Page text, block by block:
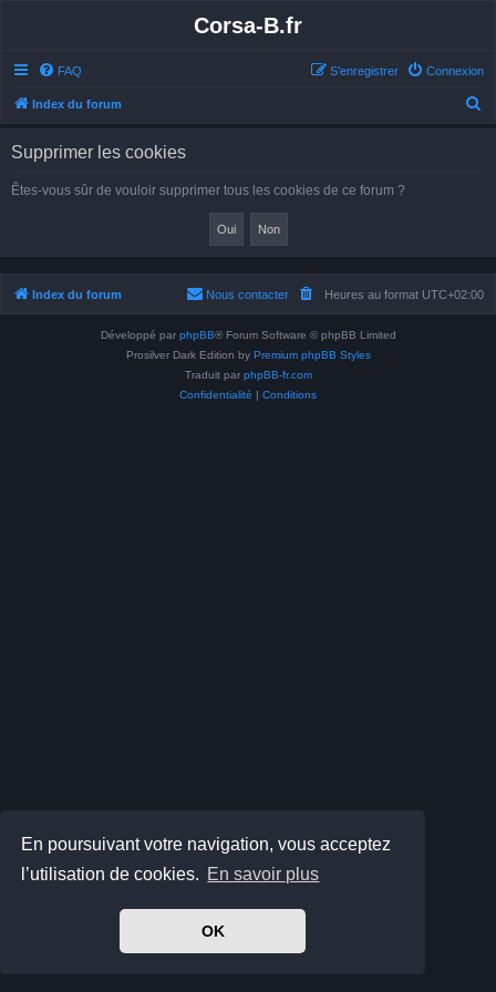
En poursuivant votre navigation, vous acceptez
l’utilisation de cookies. En savoir plus
OK
Corsa-B.fr
FAQ Connexion
S’enregistrer
Index du forum
e
Supprimer les cookies
Êtes-vous sûr de vouloir supprimer tous les cookies de ce forum ?
Index du forum Heures au format UTC+02:00
Nous contacter
Développé par phpBB® Forum Software © phpBB Limited
Prosilver Dark Edition by Premium phpBB Styles
Traduit par phpBB-fr.com
Confidentialité | Conditions